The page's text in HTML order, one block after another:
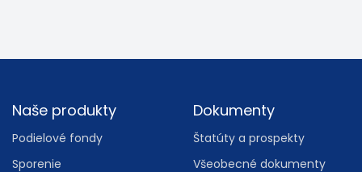
Footer
Naše produkty
Podielové fondy
Sporenie
Dokumenty
Štatúty a prospekty
Všeobecné dokumenty